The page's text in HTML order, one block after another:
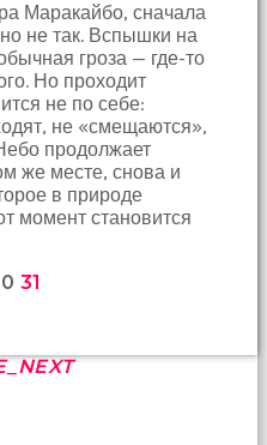
Маракайбо, сначала
не так. Вспышки на
гроза — где-то
Но проходит
не по себе:
не «смещаются»,
продолжает
же месте, снова и
в природе
момент становится
31